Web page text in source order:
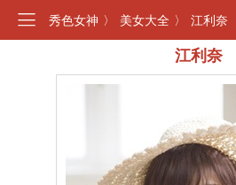
秀色女神 〉 美女大全 〉 江利奈
江利奈